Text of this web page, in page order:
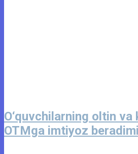
O‘quvchilarning oltin va
OTMga imtiyoz